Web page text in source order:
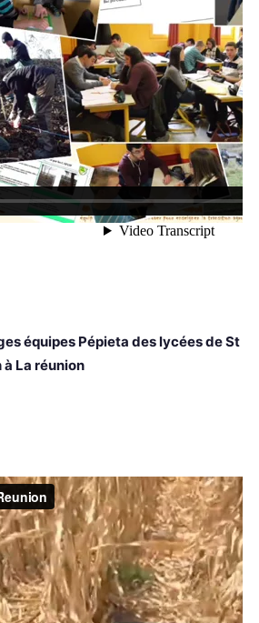
équipes Pépieta des lycées de St
à La réunion